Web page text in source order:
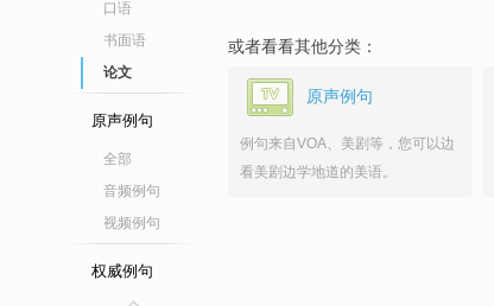
口语
书面语
论文
原声例句
全部
音频例句
视频例句
权威例句
或者看看其他分类：
原声例句
例句来自VOA、美剧等，您可以边
看美剧边学地道的美语。